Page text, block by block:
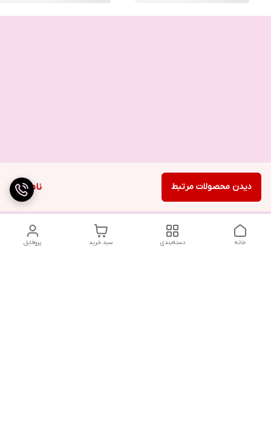
ناموجود دیدن محصولات مرتبط
پروفایل سبد خرید دسته‌بندی خانه